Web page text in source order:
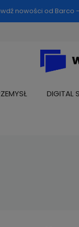
nowości od Barco -
DIGITAL